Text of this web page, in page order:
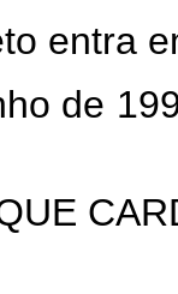
entra
de